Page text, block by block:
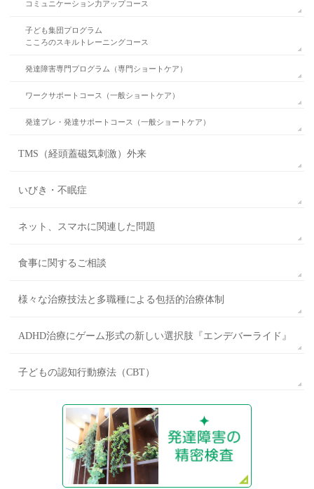
コミュニケーション力アップコース
子ども集団プログラム
こころのスキルトレーニングコース
発達障害専門プログラム（専門ショートケア）
ワークサポートコース（一般ショートケア）
発達プレ・発達サポートコース（一般ショートケア）
TMS（経頭蓋磁気刺激）外来
いびき・不眠症
ネット、スマホに関連した問題
食事に関するご相談
様々な治療技法と多職種による包括的治療体制
ADHD治療にゲーム形式の新しい選択肢『エンデバーライド』
子どもの認知行動療法（CBT）